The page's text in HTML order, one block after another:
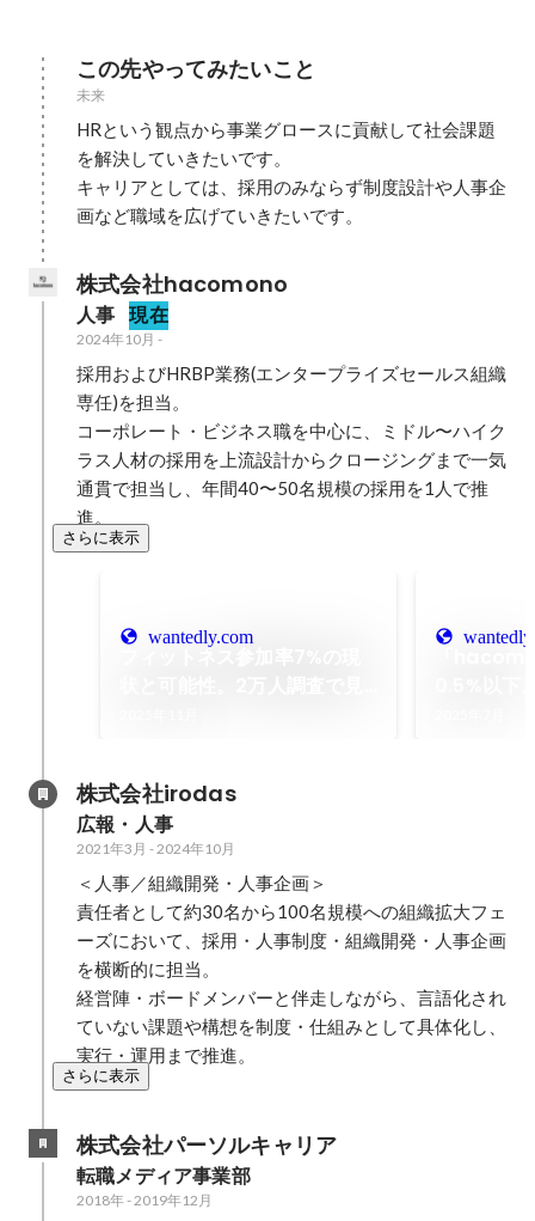
この先やってみたいこと
未来
HRという観点から事業グロースに貢献して社会課題
を解決していきたいです。
キャリアとしては、採用のみならず制度設計や人事企
画など職域を広げていきたいです。
株式会社hacomono
人事 現在
2024年10月 -
採用およびHRBP業務(エンタープライズセールス組織
専任)を担当。
コーポレート・ビジネス職を中心に、ミドル〜ハイク
ラス人材の採用を上流設計からクロージングまで一気
通貫で担当し、年間40〜50名規模の採用を1人で推
進。
さらに表示
wantedly.com
の挑戦
株式会社irodas
広報・人事
2021年3月 - 2024年10月
＜人事／組織開発・人事企画＞
責任者として約30名から100名規模への組織拡大フェ
ーズにおいて、採用・人事制度・組織開発・人事企画
を横断的に担当。
経営陣・ボードメンバーと伴走しながら、言語化され
ていない課題や構想を制度・仕組みとして具体化し、
実行・運用まで推進。
さらに表示
株式会社パーソルキャリア
転職メディア事業部
2018年- 2019年12月